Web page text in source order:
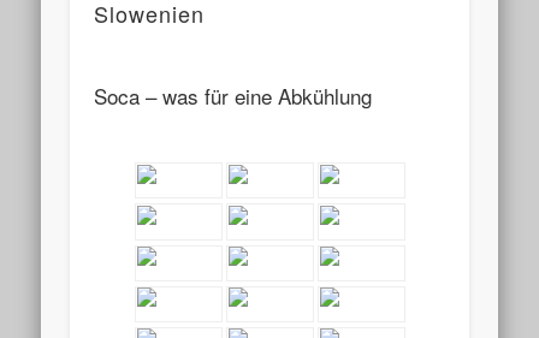
Slowenien
Soca – was für eine Abkühlung